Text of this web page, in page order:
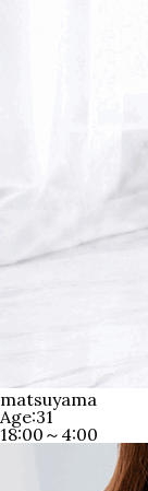
matsuyama
Age:31
18:00～4:00